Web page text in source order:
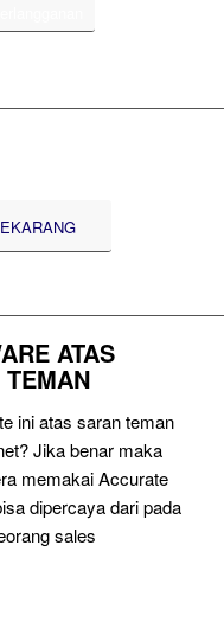
ATAS
TEMAN
ini atas saran teman
Jika benar maka
memakai Accurate
dipercaya dari pada
sales